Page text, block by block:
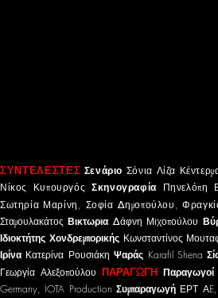
ΣΥΝΤΕΛΕΣΤΕΣ Σενάριο Σόνια Λίζα
Νίκος ΚυπουργόςΣκηνογραφία
Σωτηρία Μαρίνη, Σοφία Δημοπούλου,
ΣταμουλακάτοςΒικτωρια Δάφνη Μιχοπούλου
Ιδιοκτήτης ΧονδρεμπορικήςΚωνσταντίνος
Ιρίνα Κατερίνα ΡουσιάκηΨαράς Karafil Shena
Γεωργία Αλεξοπούλου ΠΑΡΑΓΩΓΗ Παραγωγοί
Germany, IOTA Production ΣυμπαραγωγήΕΡΤ ΑE,